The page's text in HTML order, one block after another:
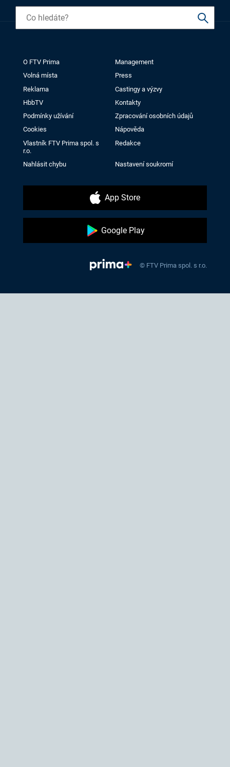
O FTV Prima
Management
Volná místa
Press
Reklama
Castingy a výzvy
HbbTV
Kontakty
Podmínky užívání
Zpracování osobních údajů
Cookies
Nápověda
Vlastník FTV Prima spol. s
r.o.
Redakce
Nahlásit chybu Nastavení soukromí
App Store
Google Play
© FTV Prima spol. s r.o.